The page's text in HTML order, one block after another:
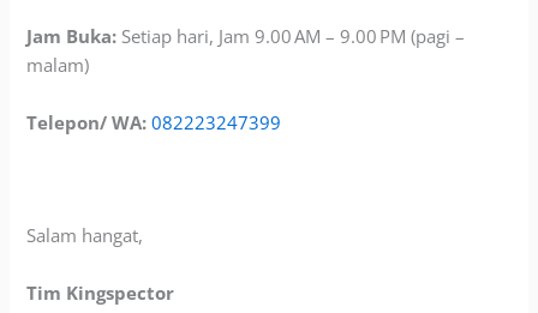
Jam Buka: Setiap hari, Jam 9.00 AM – 9.00 PM (pagi –
malam)
Telepon/ WA: 082223247399
Salam hangat,
Tim Kingspector